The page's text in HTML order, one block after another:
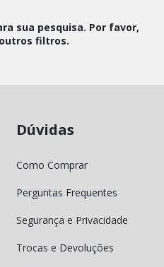
sua pesquisa. Por favor,
filtros.
Dúvidas
Como Comprar
Perguntas Frequentes
Segurança e Privacidade
Trocas e Devoluções